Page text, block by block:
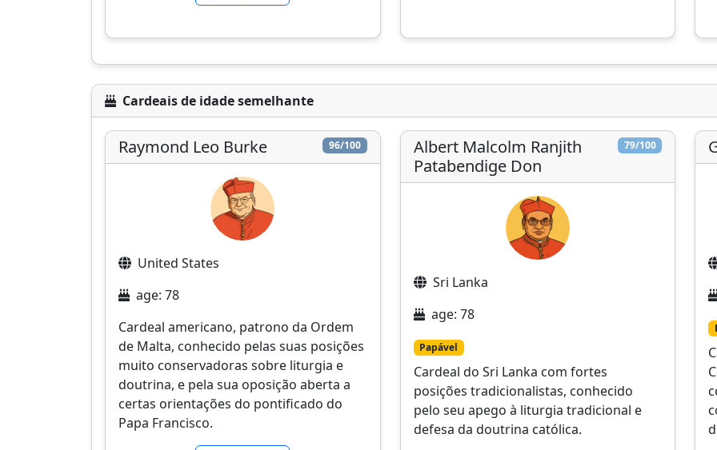
Cardeais de idade semelhante
96/100
Raymond Leo Burke
United States
age: 78
Cardeal americano, patrono da Ordem
de Malta, conhecido pelas suas posições
muito conservadoras sobre liturgia e
doutrina, e pela sua oposição aberta a
certas orientações do pontificado do
Papa Francisco.
79/100
Albert Malcolm Ranjith
Patabendige Don
Sri Lanka
age: 78
Papável
Cardeal do Sri Lanka com fortes
posições tradicionalistas, conhecido
pelo seu apego à liturgia tradicional e
defesa da doutrina católica.